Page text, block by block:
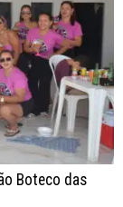
Boteco das